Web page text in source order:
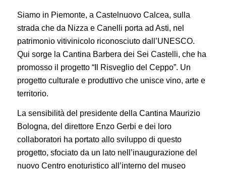
Siamo in Piemonte, a Castelnuovo Calcea, sulla
strada che da Nizza e Canelli porta ad Asti, nel
patrimonio vitivinicolo riconosciuto dall’UNESCO.
Qui sorge la Cantina Barbera dei Sei Castelli, che ha
promosso il progetto “Il Risveglio del Ceppo”. Un
progetto culturale e produttivo che unisce vino, arte e
territorio.
La sensibilità del presidente della Cantina Maurizio
Bologna, del direttore Enzo Gerbi e dei loro
collaboratori ha portato allo sviluppo di questo
progetto, sfociato da un lato nell’inaugurazione del
nuovo Centro enoturistico all’interno del museo